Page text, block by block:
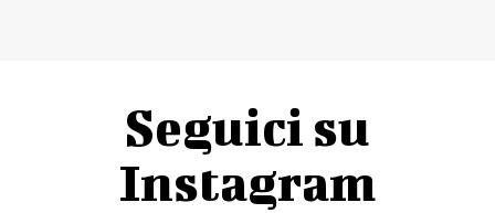
Seguici su
Instagram